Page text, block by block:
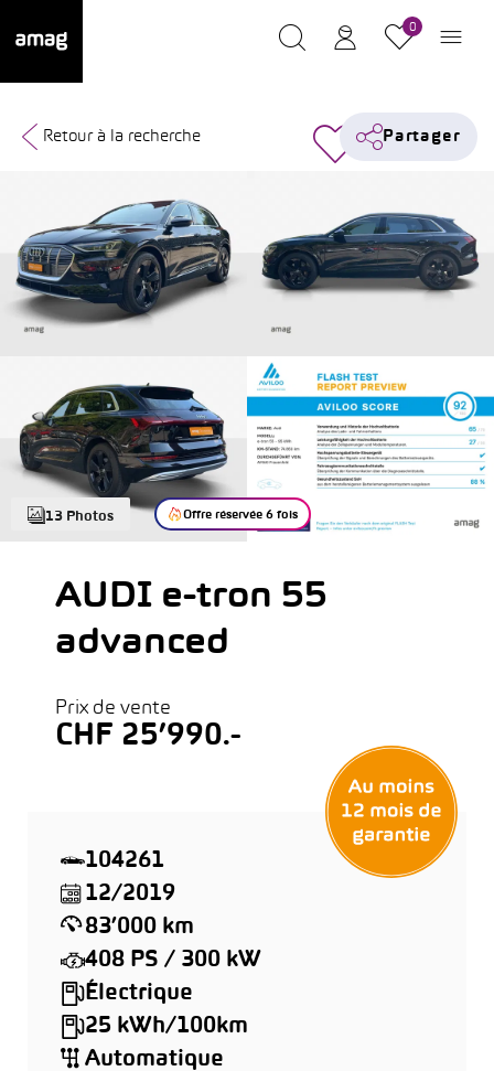
0
13 Photos Offre réservée 6 fois
Retour à la recherche Partager
AUDI e-tron 55
advanced
Prix de vente
CHF 25’990.-
104261
12/2019
83’000 km
408 PS / 300 kW
Électrique
25 kWh/100km
Automatique